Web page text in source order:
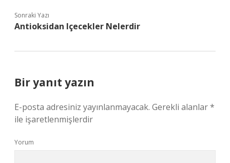
Sonraki Yazı
Antioksidan Içecekler Nelerdir
Bir yanıt yazın
E-posta adresiniz yayınlanmayacak. Gerekli alanlar*
ile işaretlenmişlerdir
Yorum